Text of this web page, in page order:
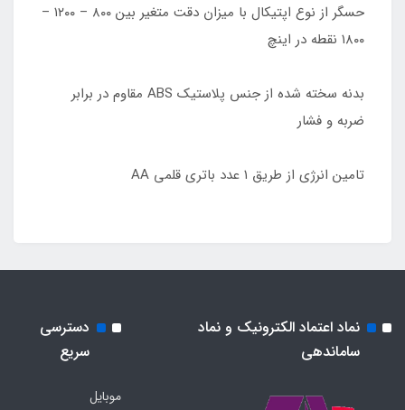
حسگر از نوع اپتیکال با میزان دقت متغیر بین ۸۰۰ – ۱۲۰۰ –
۱۸۰۰ نقطه در اینچ
بدنه سخته شده از جنس پلاستیک ABS مقاوم در برابر
ضربه و فشار
تامین انرژی از طریق ۱ عدد باتری قلمی AA
نماد اعتماد الکترونیک و نماد
ساماندهی
دسترسی
سریع
موبایل